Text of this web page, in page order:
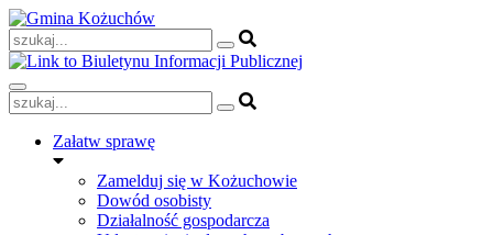
Skip
to
content
Załatw sprawę
Zamelduj się w Kożuchowie
Dowód osobisty
Działalność gospodarcza